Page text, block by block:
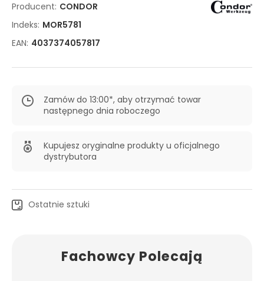
Producent: CONDOR
Indeks: MOR5781
EAN: 4037374057817
Zamów do 13:00*, aby otrzymać towar
następnego dnia roboczego
Kupujesz oryginalne produkty u oficjalnego
dystrybutora
Ostatnie sztuki
Fachowcy Polecają